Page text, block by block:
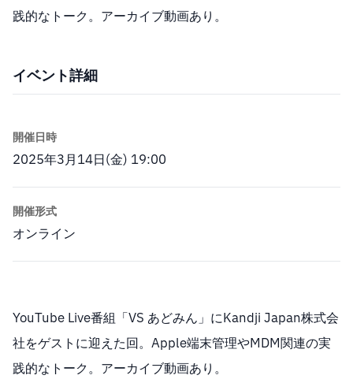
践的なトーク。アーカイブ動画あり。
イベント詳細
開催日時
2025年3月14日(金) 19:00
開催形式
オンライン
YouTube Live番組「VS あどみん」にKandji Japan株式会
社をゲストに迎えた回。Apple端末管理やMDM関連の実
践的なトーク。アーカイブ動画あり。